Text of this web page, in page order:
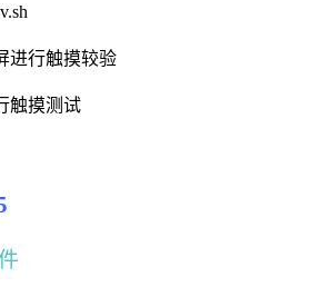
进行触摸较验
触摸测试